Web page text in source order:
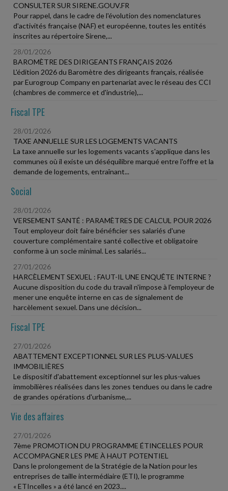
CONSULTER SUR SIRENE.GOUV.FR
Pour rappel, dans le cadre de l'évolution des nomenclatures
d'activités française (NAF) et européenne, toutes les entités
inscrites au répertoire Sirene,...
28/01/2026
BAROMÈTRE DES DIRIGEANTS FRANÇAIS 2026
L'édition 2026 du Baromètre des dirigeants français, réalisée
par Eurogroup Company en partenariat avec le réseau des CCI
(chambres de commerce et d'industrie),...
Fiscal TPE
28/01/2026
TAXE ANNUELLE SUR LES LOGEMENTS VACANTS
La taxe annuelle sur les logements vacants s'applique dans les
communes où il existe un déséquilibre marqué entre l'offre et la
demande de logements, entraînant...
Social
28/01/2026
VERSEMENT SANTÉ : PARAMÈTRES DE CALCUL POUR 2026
Tout employeur doit faire bénéficier ses salariés d'une
couverture complémentaire santé collective et obligatoire
conforme à un socle minimal. Les salariés...
27/01/2026
HARCÈLEMENT SEXUEL : FAUT-IL UNE ENQUÊTE INTERNE ?
Aucune disposition du code du travail n'impose à l'employeur de
mener une enquête interne en cas de signalement de
harcèlement sexuel. Dans une décision...
Fiscal TPE
27/01/2026
ABATTEMENT EXCEPTIONNEL SUR LES PLUS-VALUES
IMMOBILIÈRES
Le dispositif d'abattement exceptionnel sur les plus-values
immobilières réalisées dans les zones tendues ou dans le cadre
de grandes opérations d'urbanisme,...
Vie des affaires
27/01/2026
7ème PROMOTION DU PROGRAMME ÉTINCELLES POUR
ACCOMPAGNER LES PME À HAUT POTENTIEL
Dans le prolongement de la Stratégie de la Nation pour les
entreprises de taille intermédiaire (ETI), le programme
« ETIncelles » a été lancé en 2023....